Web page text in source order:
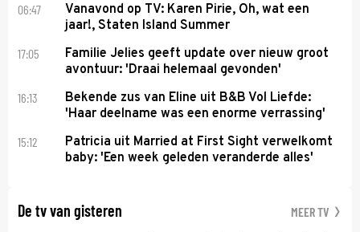
06:47
Vanavond op TV: Karen Pirie, Oh, wat een
jaar!, Staten Island Summer
17:05
Familie Jelies geeft update over nieuw groot
avontuur: 'Draai helemaal gevonden'
16:13
Bekende zus van Eline uit B&B Vol Liefde:
'Haar deelname was een enorme verrassing'
15:12
Patricia uit Married at First Sight verwelkomt
baby: 'Een week geleden veranderde alles'
De tv van gisteren MEER TV